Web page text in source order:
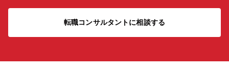
転職コンサルタントに相談する